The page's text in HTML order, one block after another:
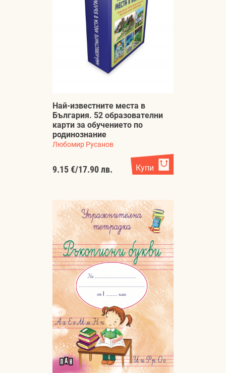
Най-известните места в
България. 52 образователни
карти за обучението по
родинознание
Любомир Русанов
9.15 €/17.90 лв. Купи